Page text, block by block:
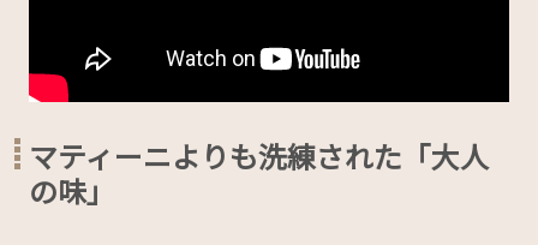
マティーニよりも洗練された「大人
の味」